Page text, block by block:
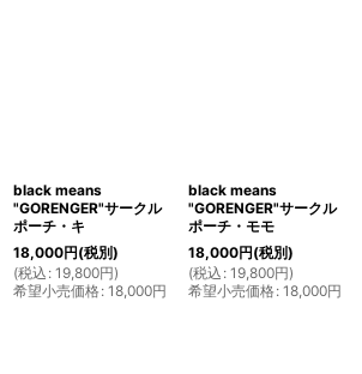
black means
"GORENGER"サークル
ポーチ・キ
18,000円(税別)
(税込 : 19,800円)
希望小売価格: 18,000円
black means
"GORENGER"サークル
ポーチ・モモ
18,000円(税別)
(税込 : 19,800円)
希望小売価格: 18,000円